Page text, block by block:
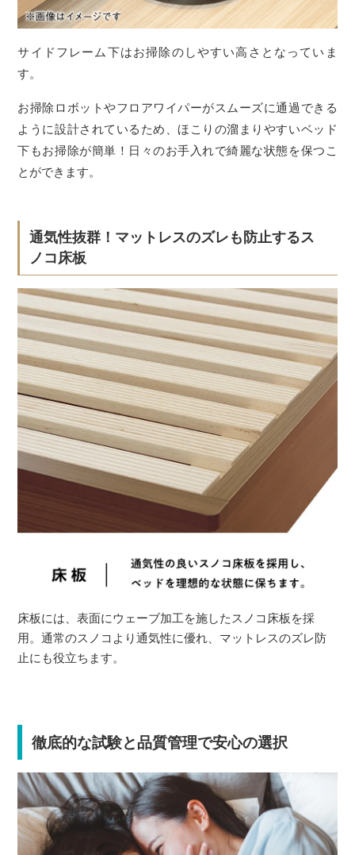
サイドフレーム下はお掃除のしやすい高さとなっていま
す。
お掃除ロボットやフロアワイパーがスムーズに通過できる
ように設計されているため、ほこりの溜まりやすいベッド
下もお掃除が簡単！日々のお手入れで綺麗な状態を保つこ
とができます。
通気性抜群！マットレスのズレも防止するス
ノコ床板
床板には、表面にウェーブ加工を施したスノコ床板を採
用。通常のスノコより通気性に優れ、マットレスのズレ防
止にも役立ちます。
徹底的な試験と品質管理で安心の選択